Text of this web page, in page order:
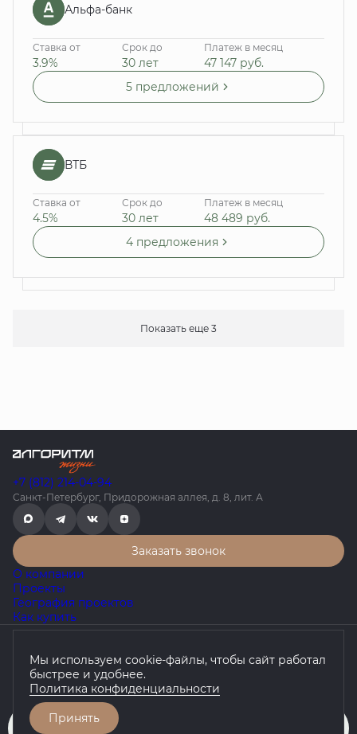
Альфа-банк
Ставка от
3.9%
Срок до
30 лет
Платеж в месяц
47 147 руб.
5 предложений
ВТБ
Ставка от
4.5%
Срок до
30 лет
Платеж в месяц
48 489 руб.
4 предложения
Показать еще 3
+7 (812) 214-04-94
Санкт-Петербург, Придорожная аллея, д. 8, лит. А
Заказать звонок
О компании
Проекты
География проектов
Как купить
Согласие на обработку персональных данных
Любая информация, представленная на данном сайте, носит
исключительно информационный характер, не является
публичной офертой, определяемой положениями статьи 437 ГК
РФ.
Забронировать
Мы используем cookie-файлы, чтобы сайт работал
быстрее и удобнее.
Политика конфиденциальности
Принять